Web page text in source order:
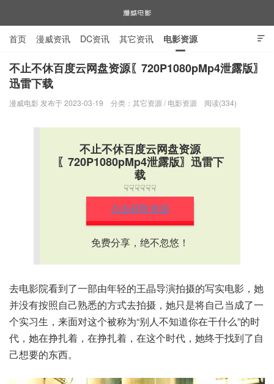
漫威电影

首页 漫威资讯 DC资讯 其它资讯 电影资源
电视剧资源 漫威图片
不止不休百度云网盘资源〖720P1080pMp4泄露版〗
迅雷下载
漫威电影 发布于 2023-03-19 分类： 其它资源 / 电影资源 阅读(334)
不止不休百度云网盘资源
〖720P1080pMp4泄露版〗迅雷下
载
☟☟☟☟☟☟
点击获取资源
免费分享，绝不忽悠！
去电影院看到了一部由年轻的王晶导演拍摄的写实电影，她
并没有按照自己熟悉的方式去拍摄，她只是将自己当成了一
个实习生，来面对这个被称为“别人不知道你在干什么”的时
代，她在挣扎着，在挣扎着，在这个时代，她终于找到了自
己想要的东西。